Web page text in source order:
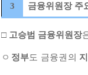
3 금융위원장 주
□ 고승범 금융위원장
ㅇ 정부도 금융권의